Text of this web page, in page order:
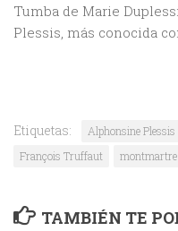
Tumba de Marie
Plessis, más conocida
Etiquetas: Alphonsine Plessis
François Truffaut
montmartre
TAMBIÉN TE